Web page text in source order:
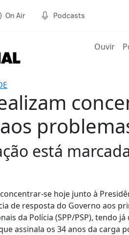
On Air Podcasts
Ouvir
está
concentrar-se hoje junto à
de resposta do Governo aos
da Polícia (SPP/PSP),
assinala os 34 anos da carga